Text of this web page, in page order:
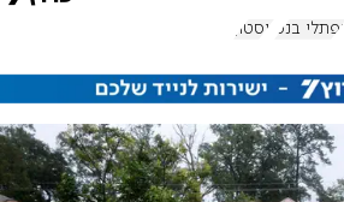
נפתלי בנט יוסטון